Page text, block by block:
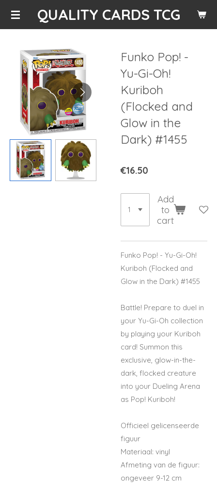
Skip
content
QUALITY CARDS TCG
Funko Pop! -
Yu-Gi-Oh!
Kuriboh
(Flocked and
Glow in the
Dark) #1455
€16.50
Add
to
cart
Funko Pop! - Yu-Gi-Oh!
Kuriboh (Flocked and
Glow in the Dark) #1455
Battle! Prepare to duel in
your Yu-Gi-Oh collection
by playing your Kuriboh
card! Summon this
exclusive, glow-in-the-
dark, flocked creature
into your Dueling Arena
as Pop! Kuriboh!
Officieel gelicenseerde
figuur
Materiaal: vinyl
Afmeting van de figuur:
ongeveer 9-12 cm